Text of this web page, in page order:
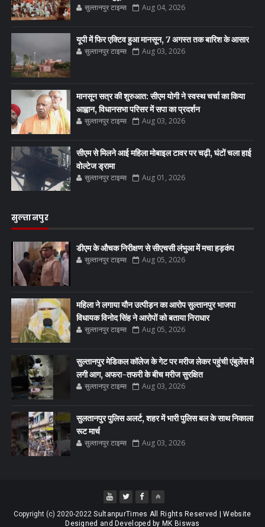
सुल्तानपुर टाइम्स Aug 04, 2026
यूपी में फिर एक्टिव हुआ मानसून, 7 अगस्त तक बारिश के आसार
सुल्तानपुर टाइम्स Aug 03, 2026
मानसून सत्र की शुरुआत: सीएम योगी ने स्वस्थ चर्चा का किया
आह्वान, विधानसभा परिसर में सपा का प्रदर्शन
सुल्तानपुर टाइम्स Aug 03, 2026
सीएम से मिलने आई महिला मोबाइल टावर पर चढ़ी, घंटों चला हाई
वोल्टेज ड्रामा
सुल्तानपुर टाइम्स Aug 01, 2026
सुल्तानपुर
डीएम के औचक निरीक्षण से सीएचसी लंभुआ में मचा हड़कंप
सुल्तानपुर टाइम्स Aug 05, 2026
महिला ने लगाया यौन उत्पीड़न का आरोप सुल्तानपुर भाजपा
विधायक विनोद सिंह ने आरोपों को बताया निराधार
सुल्तानपुर टाइम्स Aug 05, 2026
सुल्तानपुर मेडिकल कॉलेज के गेट पर मरीज लेकर पहुंची एंबुलेंस में
लगी आग, अफरा-तफरी के बीच मरीज सुरक्षित
सुल्तानपुर टाइम्स Aug 03, 2026
सुलतानपुर पुलिस अलर्ट, शहर में भारी पुलिस बल के साथ निकाला
रूट मार्च
सुल्तानपुर टाइम्स Aug 03, 2026
Copyright (c) 2020-2022SultanpurTimes All Rights Reserved | Website
Designed and Developed by MK Biswas